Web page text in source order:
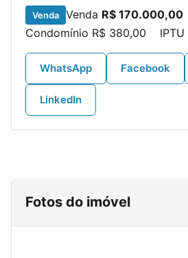
Venda Venda R$ 170.000,00
Condomínio R$ 380,00 IPTU
WhatsApp Facebook
LinkedIn
Fotos do imóvel